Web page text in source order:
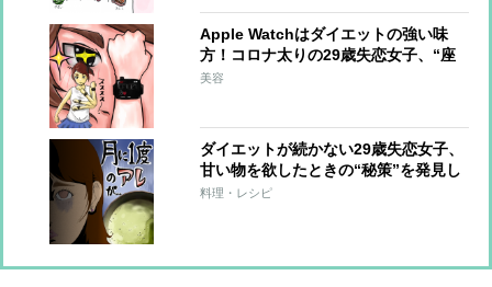
Apple Watchはダイエットの強い味
方！コロナ太りの29歳失恋女子、“座
りすぎ生活”にタメ息【おデブライタ
美容
ダイエットが続かない29歳失恋女子、
甘い物を欲したときの“秘策”を発見し
再起!?【おデブライターの減量記】
料理・レシピ